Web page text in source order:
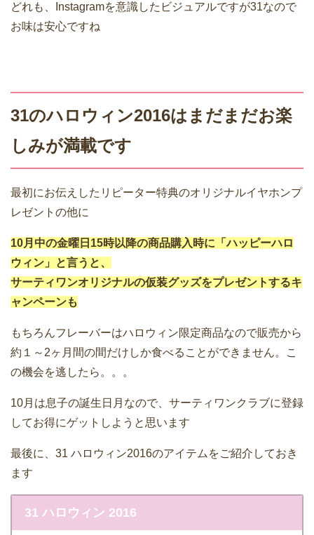
どれも、Instagramを意識したビジュアルですが31なので
お味は安心ですね
31のハロウィン2016はまだまだお楽
しみが満載です
最初にお伝えしたリピーター特典のオリジナルイヤホンプ
レゼントの他に
10月中の金曜日15時以降の商品購入時に「ハッピーハロ
ウィン」と言うと、
サーティワンオリジナルの仮装グッズをプレゼントするキ
ャンペーンも
もちろんフレーバーはハロウィン限定商品なので販売から
約１～2ヶ月間の間だけしか食べることができません。こ
の機会を逃したら。。。
10月は息子の誕生日月なので、サーティワンクラブに登録
してお得にゲットしようと思います
最後に、31 ハロウィン2016のアイテムをご紹介しておき
ます
31 ハロウィン 2016